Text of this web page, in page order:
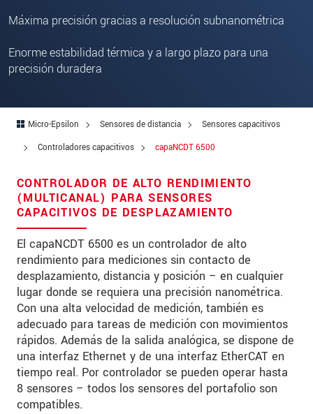
Máxima precisión gracias a resolución subnanométrica
Enorme estabilidad térmica y a largo plazo para una
precisión duradera
Micro-Epsilon Sensores de distancia
Sensores capacitivos
Controladores capacitivos
capaNCDT 6500
CONTROLADOR DE ALTO RENDIMIENTO
(MULTICANAL) PARA SENSORES
CAPACITIVOS DE DESPLAZAMIENTO
El capaNCDT 6500 es un controlador de alto
rendimiento para mediciones sin contacto de
desplazamiento, distancia y posición – en cualquier
lugar donde se requiera una precisión nanométrica.
Con una alta velocidad de medición, también es
adecuado para tareas de medición con movimientos
rápidos. Además de la salida analógica, se dispone de
una interfaz Ethernet y de una interfaz EtherCAT en
tiempo real. Por controlador se pueden operar hasta
8 sensores – todos los sensores del portafolio son
compatibles.
Country*
E-Mail
* Mandatory fields
We treat your data confidentially. Please read our
data privacy statement.
SEND MESSAGE